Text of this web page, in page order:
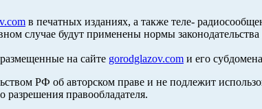
в печатных изданиях, а также теле-
случае будут применены нормы
на сайте gorodglazov.com и его
РФ об авторском праве и не подлежит
правообладателя.